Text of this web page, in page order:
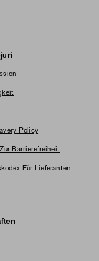
Policy
Barrierefreiheit
Für Lieferanten